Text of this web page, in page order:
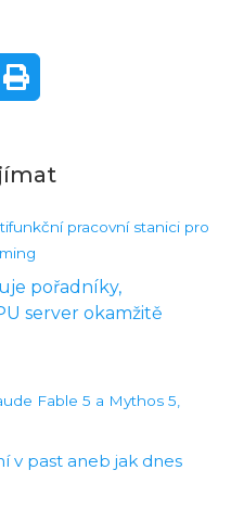
pracovní stanici pro
pořadníky,
server okamžitě
Fable 5 a Mythos 5,
v past aneb jak dnes